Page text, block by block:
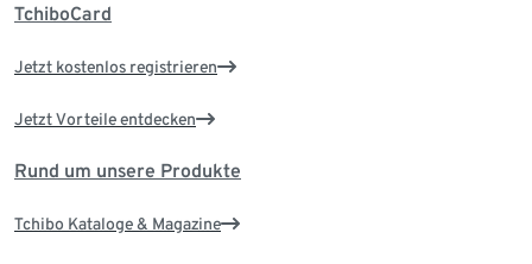
TchiboCard
Jetzt kostenlos registrieren
Jetzt Vorteile entdecken
Rund um unsere Produkte
Tchibo Kataloge & Magazine